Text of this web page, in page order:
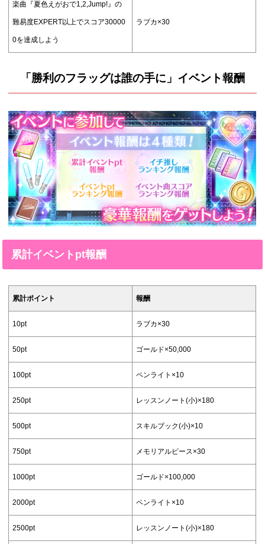
楽曲『夏色えがおで1,2,Jump!』の
難易度EXPERT以上でスコア30000
0を達成しよう
ラブカ×30
「勝利のフラッグは誰の手に」イベント報酬
累計イベントpt報酬
累計ポイント 報酬
10pt ラブカ×30
50pt ゴールド×50,000
100pt ペンライト×10
250pt レッスンノート(小)×180
500pt スキルブック(小)×10
750pt メモリアルピース×30
1000pt ゴールド×100,000
2000pt ペンライト×10
2500pt レッスンノート(小)×180